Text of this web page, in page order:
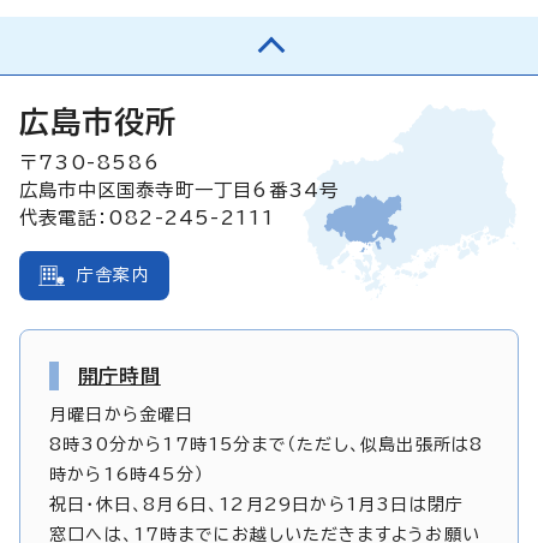
広島市役所
〒730-8586
広島市中区国泰寺町一丁目6番34号
代表電話：082-245-2111
庁舎案内
開庁時間
月曜日から金曜日
8時30分から17時15分まで（ただし、似島出張所は8
時から16時45分）
祝日・休日、8月6日、12月29日から1月3日は閉庁
窓口へは、17時までにお越しいただきますようお願い